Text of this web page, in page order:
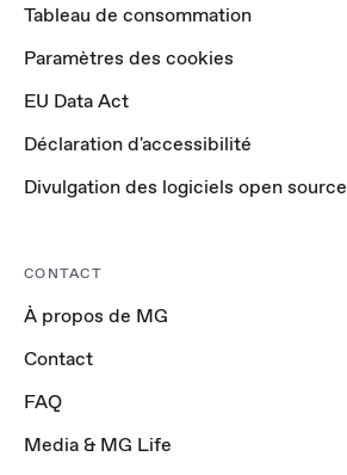
Tableau de consommation
Paramètres des cookies
EU Data Act
Déclaration d'accessibilité
Divulgation des logiciels open source
CONTACT
À propos de MG
Contact
FAQ
Media & MG Life